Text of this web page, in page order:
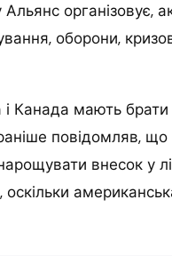
організовує,
оборони,
Канада мають брати
раніше повідомляв,
внесок у